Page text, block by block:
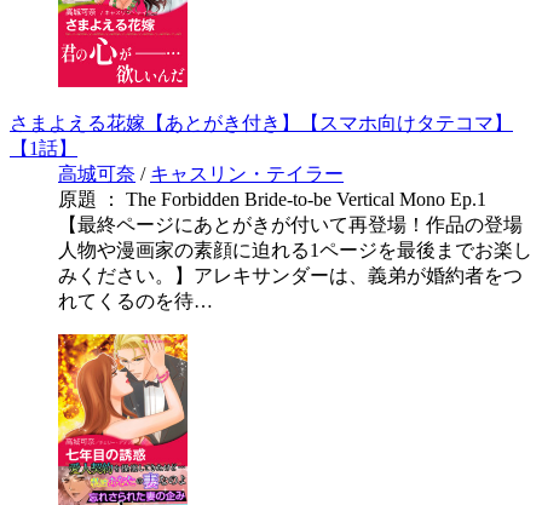
さまよえる花嫁【あとがき付き】【スマホ向けタテコマ】
【1話】
高城可奈 / キャスリン・テイラー
原題 ： The Forbidden Bride-to-be Vertical Mono Ep.1
【最終ページにあとがきが付いて再登場！作品の登場
人物や漫画家の素顔に迫れる1ページを最後までお楽し
みください。】アレキサンダーは、義弟が婚約者をつ
れてくるのを待…